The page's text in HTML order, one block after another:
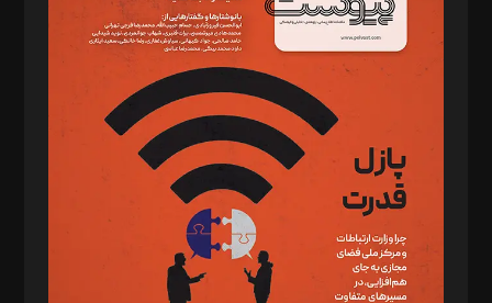
د‌بیر خدمت و تجارت: ابوالفضل رجبی
د‌بیر حقوق فناوری: حسام‌الدین ایپکچی
د‌بیر پیوست جهان: مینا پاکدل
د‌بیر تحریریه آنلاین: بابک نقاش
تحریریه‌: مجتبی محمود‌ی، آرش برهمند، یسنا امان‌پور، سروش کرمیان،
مصطفی مسجدی آرانی، ابوالفضل رجبی، زهرا فکرانه، فائزه فتحی
رستمی،مصطفی باستان
ویرایش: نگار استاد‌‌آقا
طراح یونیفرم: مجید توکلی
فیلمبرداری و عکاسی: امیر شفیعی، مانی لطفی زاده